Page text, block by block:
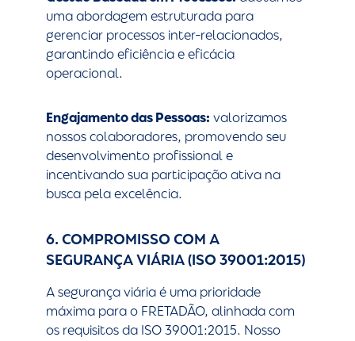
uma abordagem estruturada para
gerenciar processos inter-relacionados,
garantindo eficiência e eficácia
operacional.
Engajamento das Pessoas: valorizamos
nossos colaboradores, promovendo seu
desenvolvimento profissional e
incentivando sua participação ativa na
busca pela excelência.
6. COMPROMISSO COM A
SEGURANÇA VIÁRIA (ISO 39001:2015)
A segurança viária é uma prioridade
máxima para o FRETADÃO, alinhada com
os requisitos da ISO 39001:2015. Nosso